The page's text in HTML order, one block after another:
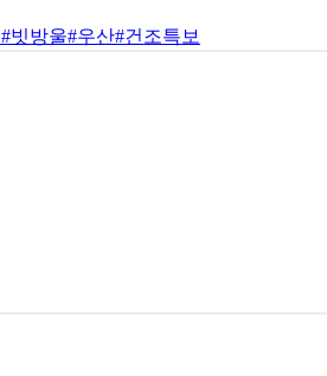
#빗방울#우산#건조특보